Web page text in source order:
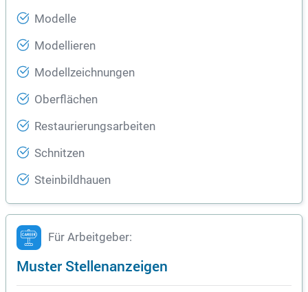
Modelle
Modellieren
Modellzeichnungen
Oberflächen
Restaurierungsarbeiten
Schnitzen
Steinbildhauen
Für Arbeitgeber:
Muster Stellenanzeigen